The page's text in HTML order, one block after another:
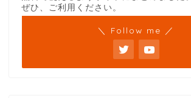
ぜひ、ご利用ください。
＼ Follow me ／